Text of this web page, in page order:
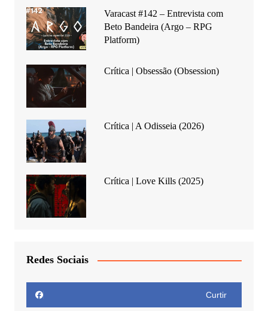
Varacast #142 – Entrevista com
Beto Bandeira (Argo – RPG
Platform)
Crítica | Obsessão (Obsession)
Crítica | A Odisseia (2026)
Crítica | Love Kills (2025)
Redes Sociais
Curtir